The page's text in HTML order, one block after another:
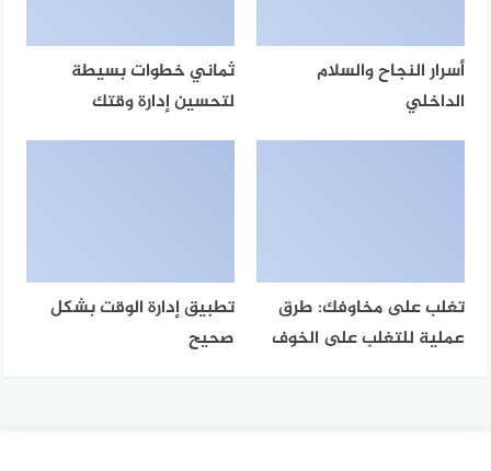
أسرار النجاح والسلام
الداخلي
ثماني خطوات بسيطة
لتحسين إدارة وقتك
تغلب على مخاوفك: طرق
عملية للتغلب على الخوف
تطبيق إدارة الوقت بشكل
صحيح